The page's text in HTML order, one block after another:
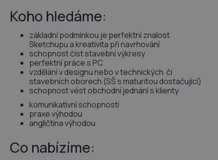
Koho hledáme:
základní podmínkou je perfektní znalost
Sketchupu a kreativita při navrhování
schopnost číst stavební výkresy
perfektní práce s PC
vzdělání v designu nebo v technických či
stavebních oborech (SŠ s maturitou dostačující)
schopnost vést obchodní jednání s klienty
komunikativní schopnosti
praxe výhodou
angličtina výhodou
Co nabízíme: